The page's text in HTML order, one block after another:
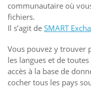
communautaire où
fichiers.
Il s’agit de SMART
Vous pouvez y trouver
les langues et de
accès à la base de
cocher tous les pays